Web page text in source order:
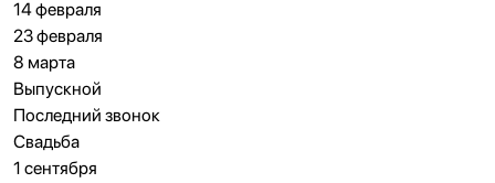
14 февраля
23 февраля
8 марта
Выпускной
Последний звонок
Свадьба
1 сентября